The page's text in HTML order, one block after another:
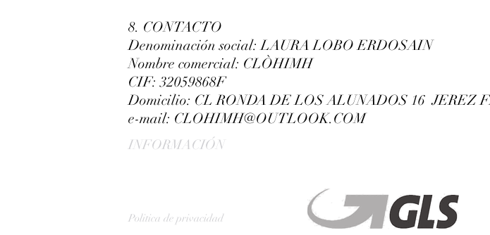
8. CONTACTO
Denominación social: LAURA LOBO ERDOSAIN
Nombre comercial: CLÒHIMH
CIF: 32059868F
Domicilio: CL RONDA DE LOS ALUNADOS 16 JEREZ
e-mail: CLOHIMH@OUTLOOK.COM
INFORMACIÓN
Politica de privacidad